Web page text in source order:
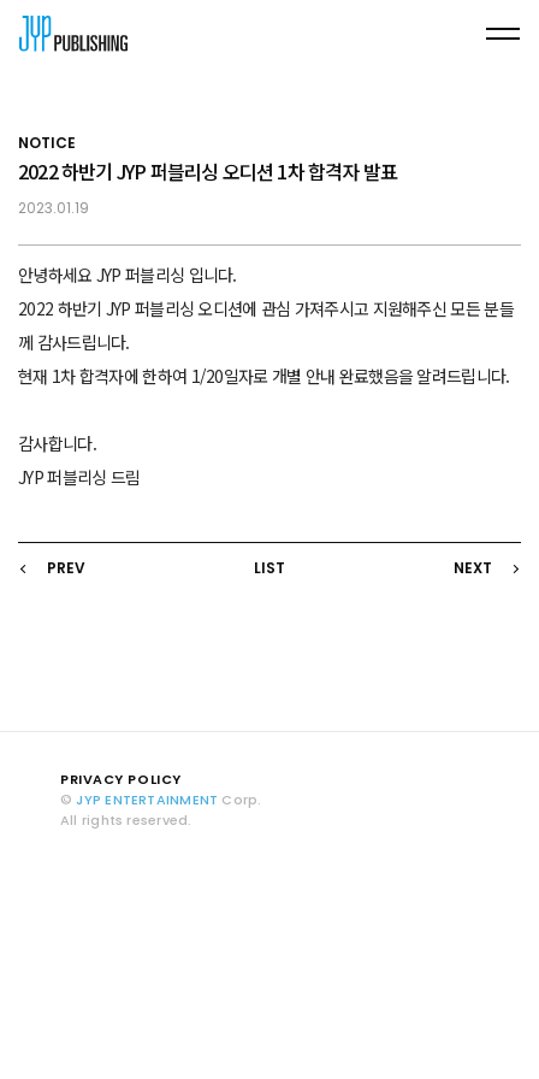
NOTICE
2022 하반기 JYP 퍼블리싱 오디션 1차 합격자 발표
2023.01.19
안녕하세요 JYP 퍼블리싱 입니다.
2022 하반기 JYP 퍼블리싱 오디션에 관심 가져주시고 지원해주신 모든 분들
께 감사드립니다.
현재 1차 합격자에 한하여 1/20일자로 개별 안내 완료했음을 알려드립니다.
감사합니다.
JYP 퍼블리싱 드림
PREV LIST NEXT
© JYP ENTERTAINMENT Corp.
All rights reserved.
PRIVACY POLICY